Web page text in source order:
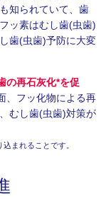
知られていて、歯
ッ素はむし歯(虫歯)
歯(虫歯)予防に大変
の再石灰化*を促
、フッ化物による再
むし歯(虫歯)対策が
まれることです。